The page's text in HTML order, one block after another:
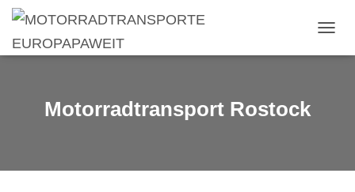
A
Motorradtransport Rostock